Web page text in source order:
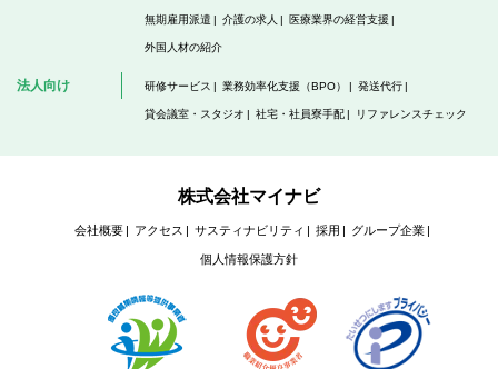
無期雇用派遣 介護の求人 医療業界の経営支援
外国人材の紹介
法人向け 研修サービス 業務効率化支援（BPO） 発送代行
貸会議室・スタジオ 社宅・社員寮手配 リファレンスチェック
株式会社マイナビ
会社概要 アクセス サスティナビリティ 採用 グループ企業
個人情報保護方針